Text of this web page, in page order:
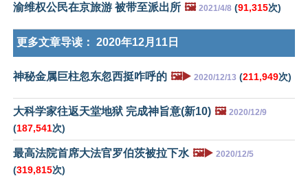
渝维权公民在京旅游 被带至派出所 🖼️ 2021/4/8 (91,315次)
更多文章导读： 2020年12月11日
神秘金属巨柱忽东忽西挺咋呼的 🖼️▶️ 2020/12/13 (211,949次)
大科学家往返天堂地狱 完成神旨意(新10) 🖼️ 2020/12/9
(187,541次)
最高法院首席大法官罗伯茨被拉下水 🖼️▶️ 2020/12/5
(319,815次)